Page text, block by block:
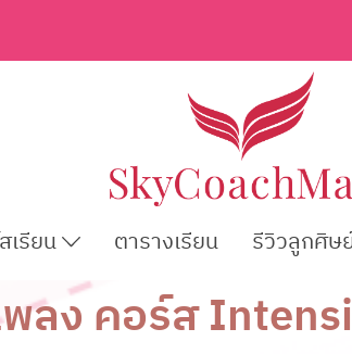
เรียน ตารางเรียน รีวิวลูกศิ
ลง คอร์ส